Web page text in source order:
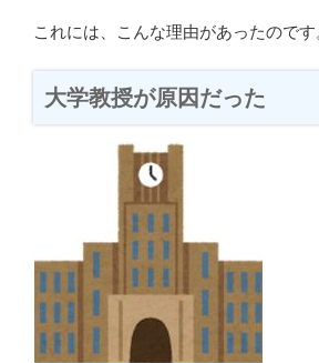
これには、こんな理由があったのです
大学教授が原因だった